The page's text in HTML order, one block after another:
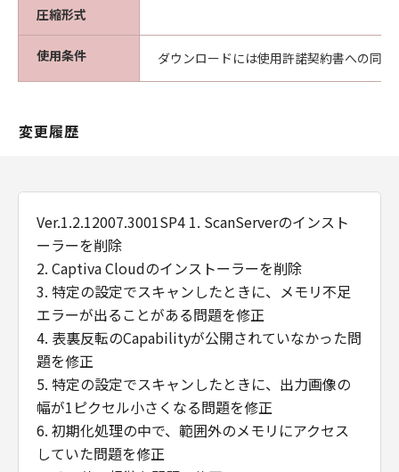
圧縮形式
使用条件 ダウンロードには使用許諾契約書への同意
変更履歴
Ver.1.2.12007.3001SP4 1. ScanServerのインスト
ーラーを削除
2. Captiva Cloudのインストーラーを削除
3. 特定の設定でスキャンしたときに、メモリ不足
エラーが出ることがある問題を修正
4. 表裏反転のCapabilityが公開されていなかった問
題を修正
5. 特定の設定でスキャンしたときに、出力画像の
幅が1ピクセル小さくなる問題を修正
6. 初期化処理の中で、範囲外のメモリにアクセス
していた問題を修正